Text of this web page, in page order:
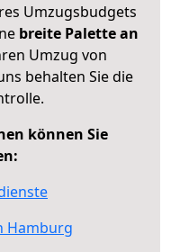
Umzugsbudgets
breite Palette an
Umzug von
behalten Sie die
können Sie
Hamburg